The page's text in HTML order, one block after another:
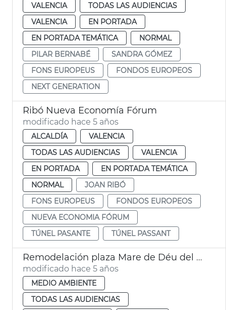
VALENCIA
TODAS LAS AUDIENCIAS
VALENCIA
EN PORTADA
EN PORTADA TEMÁTICA
NORMAL
PILAR BERNABÉ
SANDRA GÓMEZ
FONS EUROPEUS
FONDOS EUROPEOS
NEXT GENERATION
Ribó Nueva Economía Fórum
modificado hace 5 años
ALCALDÍA
VALENCIA
TODAS LAS AUDIENCIAS
VALENCIA
EN PORTADA
EN PORTADA TEMÁTICA
NORMAL
JOAN RIBÓ
FONS EUROPEUS
FONDOS EUROPEOS
NUEVA ECONOMIA FÓRUM
TÚNEL PASANTE
TÚNEL PASSANT
Remodelación plaza Mare de Déu del Castell
modificado hace 5 años
MEDIO AMBIENTE
TODAS LAS AUDIENCIAS